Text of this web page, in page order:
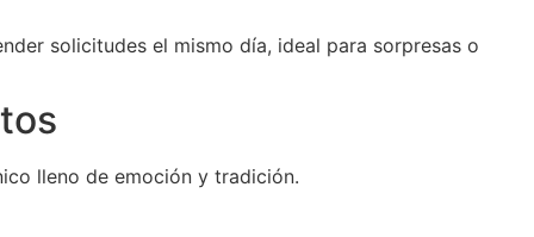
solicitudes el mismo día, ideal para sorpresas o
lleno de emoción y tradición.